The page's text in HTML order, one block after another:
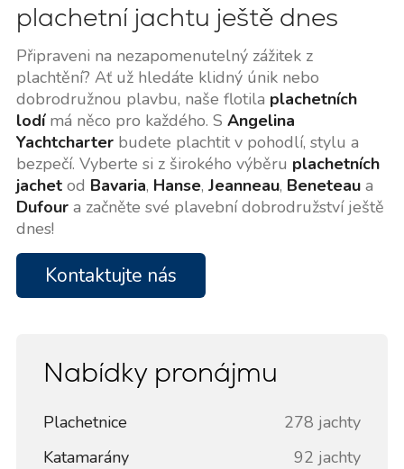
plachetní jachtu ještě dnes
Připraveni na nezapomenutelný zážitek z
plachtění? Ať už hledáte klidný únik nebo
dobrodružnou plavbu, naše flotila plachetních
lodímá něco pro každého. S Angelina
Yachtcharterbudete plachtit v pohodlí, stylu a
bezpečí. Vyberte si z širokého výběru plachetních
jachetod Bavaria, Hanse, Jeanneau, Beneteaua
Dufoura začněte své plavební dobrodružství ještě
dnes!
Kontaktujte nás
Nabídky pronájmu
Plachetnice
278 jachty
Katamarány
92 jachty